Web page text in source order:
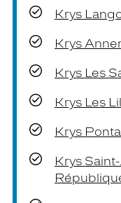
Krys
Krys
Krys Les
Krys Les
Krys
Krys